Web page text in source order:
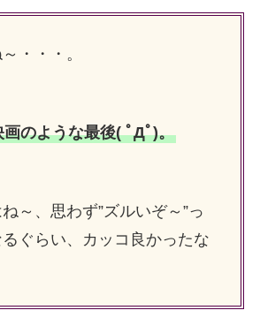
・・・。
のような最後( ﾟДﾟ)。
～、思わず”ズルいぞ～”っ
ぐらい、カッコ良かったな